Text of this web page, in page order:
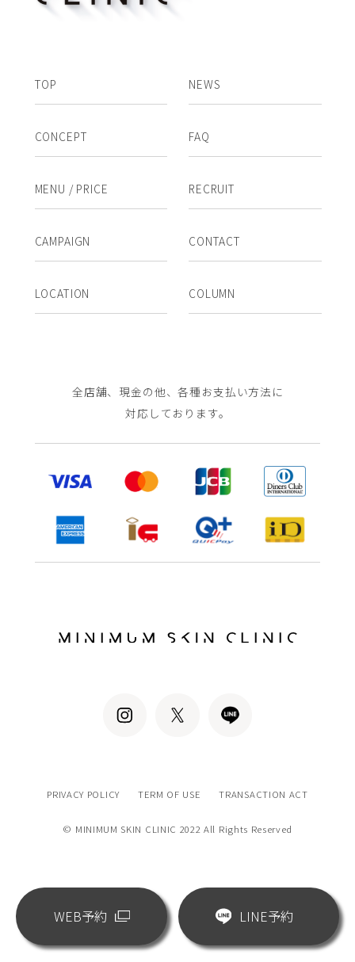
TOP
CONCEPT
MENU / PRICE
CAMPAIGN
LOCATION
NEWS
FAQ
RECRUIT
CONTACT
COLUMN
全店舗、現金の他、各種お支払い方法に
対応しております。
PRIVACY POLICY TERM OF USE TRANSACTION ACT
© MINIMUM SKIN CLINIC 2022 All Rights Reserved
WEB予約 LINE予約